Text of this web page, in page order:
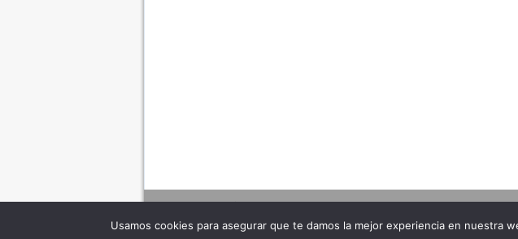
Usamos cookies para asegurar que te damos la mejor experiencia en nuestra